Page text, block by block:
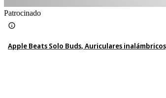
Patrocinado
Apple Beats Solo Buds, Auriculares